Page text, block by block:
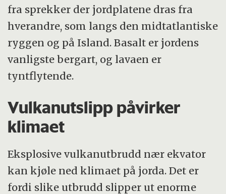
fra sprekker der jordplatene dras fra
hverandre, som langs den midtatlantiske
ryggen og på Island. Basalt er jordens
vanligste bergart, og lavaen er
tyntflytende.
Vulkanutslipp påvirker
klimaet
Eksplosive vulkanutbrudd nær ekvator
kan kjøle ned klimaet på jorda. Det er
fordi slike utbrudd slipper ut enorme